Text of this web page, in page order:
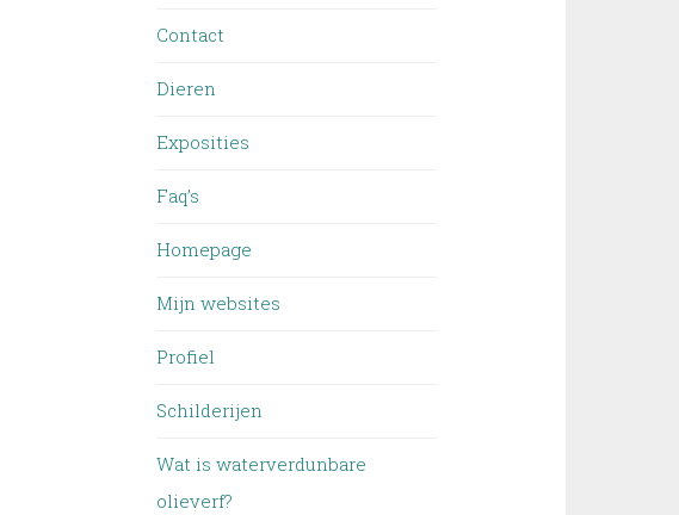
Contact
Dieren
Exposities
Faq’s
Homepage
Mijn websites
Profiel
Schilderijen
Wat is waterverdunbare
olieverf?